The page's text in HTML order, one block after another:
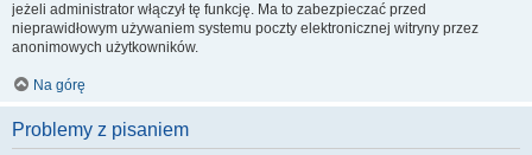
jeżeli administrator włączył tę funkcję. Ma to zabezpieczać przed
nieprawidłowym używaniem systemu poczty elektronicznej witryny przez
anonimowych użytkowników.
Na górę
Problemy z pisaniem